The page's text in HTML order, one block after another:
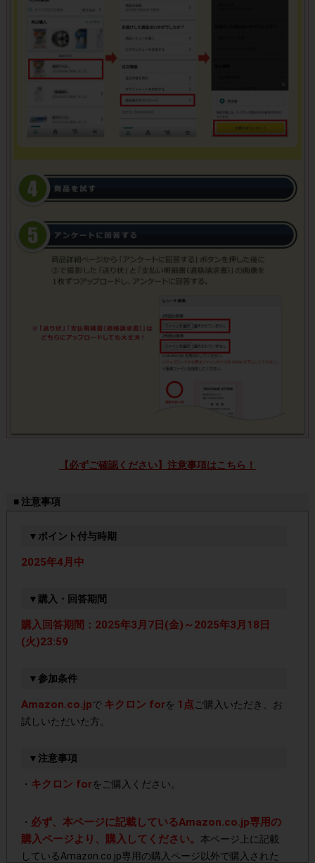
【必ずご確認ください】注意事項はこちら！
■ 注意事項
▼ポイント付与時期
2025年4月中
▼購入・回答期間
購入回答期間：2025年3月7日(金)～2025年3月18日
(火)23:59
▼参加条件
Amazon.co.jpで キクロン forを 1点ご購入いただき、お
試しいただいた方。
▼注意事項
・ キクロン forをご購入ください。
・ 必ず、本ページに記載しているAmazon.co.jp専用の
購入ページより、購入してください。 本ページ上に記載
しているAmazon.co.jp専用の購入ページ以外で購入された